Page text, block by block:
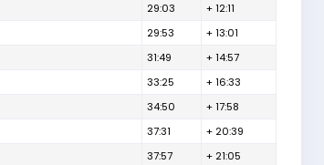
29:03
+ 12:11
29:53
+ 13:01
31:49
+ 14:57
33:25
+ 16:33
34:50
+ 17:58
37:31
+ 20:39
37:57
+ 21:05